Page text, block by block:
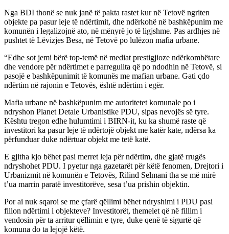
Nga BDI thonë se nuk janë të pakta rastet kur në Tetovë ngriten
objekte pa pasur leje të ndërtimit, dhe ndërkohë në bashkëpunim me
komunën i legalizojnë ato, në mënyrë jo të ligjshme. Pas ardhjes në
pushtet të Lëvizjes Besa, në Tetovë po lulëzon mafia urbane.
“Edhe sot jemi bërë top-temë në mediat prestigjioze ndërkombëtare
dhe vendore për ndërtimet e parregullta që po ndodhin në Tetovë, si
pasojë e bashkëpunimit të komunës me mafian urbane. Gati çdo
ndërtim në rajonin e Tetovës, është ndërtim i egër.
Mafia urbane në bashkëpunim me autoritetet komunale po i
ndryshon Planet Detale Urbanistike PDU, sipas nevojës së tyre.
Kështu tregon edhe hulumtimi i BIRN-it, ku ka shumë raste që
investitori ka pasur leje të ndërtojë objekt me katër kate, ndërsa ka
përfunduar duke ndërtuar objekt me tetë katë.
E gjitha kjo bëhet pasi merret leja për ndërtim, dhe gjatë rrugës
ndryshohet PDU. I pyetur nga gazetarët për këtë fenomen, Drejtori i
Urbanizmit në komunën e Tetovës, Rilind Selmani tha se më mirë
t’ua marrin paratë investitorëve, sesa t’ua prishin objektin.
Por ai nuk sqaroi se me çfarë qëllimi bëhet ndryshimi i PDU pasi
fillon ndërtimi i objekteve? Investitorët, themelet që në fillim i
vendosin për ta arritur qëllimin e tyre, duke qenë të sigurtë që
komuna do ta lejojë këtë.